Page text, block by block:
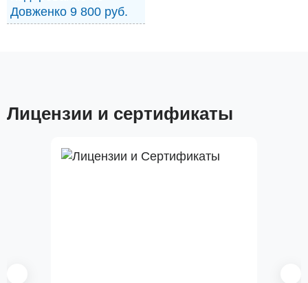
Довженко 9 800 руб.
Лицензии и сертификаты